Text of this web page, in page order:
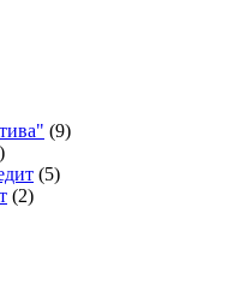
(9)
(5)
(2)